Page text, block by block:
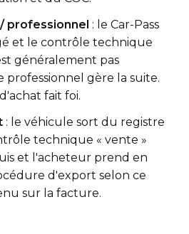
professionnel : le Car-Pass
et le contrôle technique
généralement pas
professionnel gère la suite.
fait foi.
: le véhicule sort du registre
technique « vente »
et l'acheteur prend en
d'export selon ce
sur la facture.